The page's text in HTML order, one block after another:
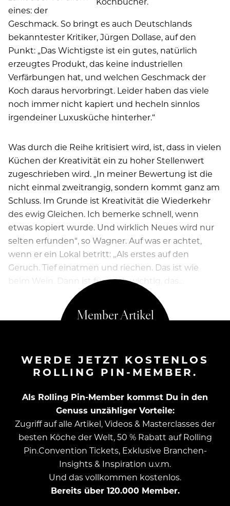
eines: der
Geschmack. So bringt es auch Deutschlands
bekanntester Kritiker, Jürgen Dollase, auf den
Punkt: „Das Wichtigste ist ein gutes, natürlich
erzeugtes Produkt, das keine industriellen
Verfärbungen hat, und welchen Geschmack der
Koch daraus hervorbringt. Leider haben das viele
noch immer nicht kapiert und hecheln sinnlos
irgendeiner Luxusküche hinterher.“
Was durch die Reihe kritisiert wird, ist, dass in vielen
Küchen der Kreativität ein zu hoher Stellenwert
zugeschrieben wird. „In meiner Bewertung ist die
nicht einmal zweitrangig, sondern kommt ganz am
Schluss. Im Grunde ist Kreativität die Wiederkehr
des ewig Gleichen. Ich bemerke schnell, wenn
etwas kopiert wurde. Und wirklich Neues wird nur
selten erfunden“, so Wagner. Auf was er achtet,
wenn er ein Lokal betritt: „Als erstes auf den
Geruch. Tief einatmen und riechen. Das ist wie
beim Wein. Dann ist für mich wichtig, das…
WERDE JETZT KOSTENLOS
ROLLING PIN-MEMBER.
Als Rolling Pin-Member kommst Du in den
Genuss unzähliger Vorteile:
Zugriff auf alle Artikel, Videos & Masterclasses der
besten Köche der Welt, 50 % Rabatt auf Rolling
Pin.Convention Tickets, Exklusive Branchen-
Insights & Inspiration u.v.m.
Und das vollkommen kostenlos.
Bereits über 120.000 Member.